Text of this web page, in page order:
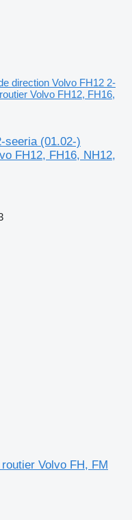
direction Volvo FH12 2-
Volvo FH12, FH16,
seeria (01.02-)
FH12, FH16, NH12,
Volvo FH, FM